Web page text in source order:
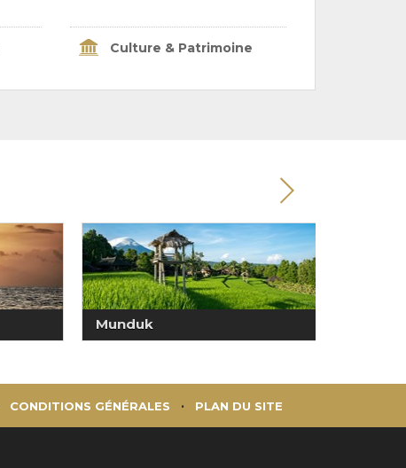
Culture & Patrimoine
Munduk
CONDITIONS GÉNÉRALES PLAN DU SITE